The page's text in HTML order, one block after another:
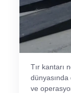
Tır kantarı
ve